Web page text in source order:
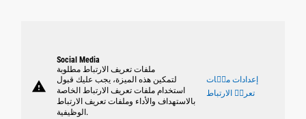
warning
Social Media
ملفات تعريف الارتباط مطلوبة
لتمكين هذه الميزة، يجب عليك قبول
استخدام ملفات تعريف الارتباط الخاصة
بالاستهداف والأداء وملفات تعريف الارتباط
الوظيفية.
إعدادات ملٝات
تعريٝ الارتباط